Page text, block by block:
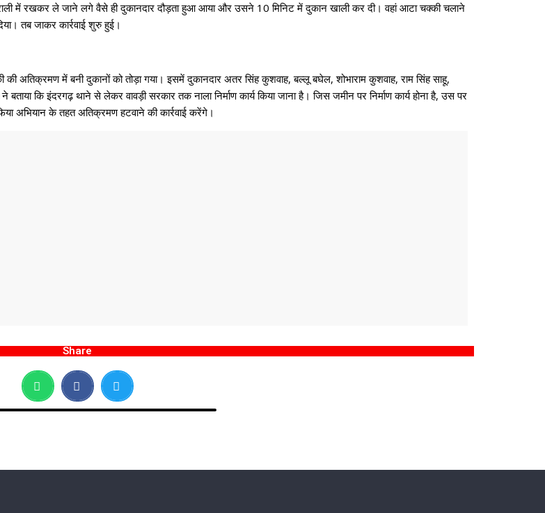
में रखकर ले जाने लगे वैसे ही दुकानदार दौड़ता हुआ आया और उसने 10 मिनिट में दुकान खाली कर दी। वहां आटा चक्की चलाने
तब जाकर कार्रवाई शुरु हुई।
की अतिक्रमण में बनी दुकानों को तोड़ा गया। इसमें दुकानदार अतर सिंह कुशवाह, बल्लू बघेल, शोभाराम कुशवाह, राम सिंह साहू,
कि इंदरगढ़ थाने से लेकर वावड़ी सरकार तक नाला निर्माण कार्य किया जाना है। जिस जमीन पर निर्माण कार्य होना है, उस पर
अभियान के तहत अतिक्रमण हटवाने की कार्रवाई करेंगे।
Share